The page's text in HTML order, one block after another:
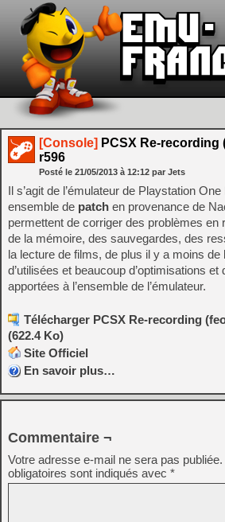
[Console] PCSX Re-recording
r596
Posté le 21/05/2013 à 12:12 par Jets
Il s’agit de l’émulateur de Playstation
ensemble de patch en provenance de
permettent de corriger des problèmes en
de la mémoire, des sauvegardes, des
la lecture de films, de plus il y a moins de
d’utilisées et beaucoup d’optimisations et
apportées à l’ensemble de l’émulateur.
Télécharger PCSX Re-recording
(622.4 Ko)
Site Officiel
En savoir plus…
Commentaire ¬
Votre adresse e-mail ne sera pas publiée.
obligatoires sont indiqués avec *